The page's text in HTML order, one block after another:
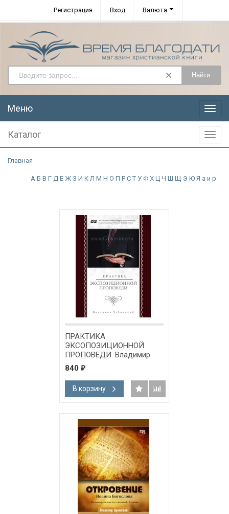
Регистрация Вход Валюта
Найти
Меню
Меню
Каталог
Главная
А Б В Г Д Е Ж З И К Л М Н О П Р С Т У Ф Х Ц Ч Ш Щ Э Ю Я а и р
ПРАКТИКА
ЭКСОПОЗИЦИОННОЙ
ПРОПОВЕДИ. Владимир
Дубинский - 7 DVD + 1 CD
840 ₽
В корзину